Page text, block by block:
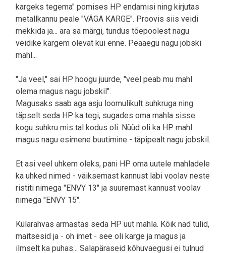
kargeks tegema" pomises HP endamisi ning kirjutas
metallkannu peale "VÄGA KARGE". Proovis siis veidi
mekkida ja... ära sa märgi, tundus tõepoolest nagu
veidike kargem olevat kui enne. Peaaegu nagu jobski
mahl...
"Ja veel," sai HP hoogu juurde, "veel peab mu mahl
olema magus nagu jobskil".
Magusaks saab aga asju loomulikult suhkruga ning
täpselt seda HP ka tegi, sugades oma mahla sisse
kogu suhkru mis tal kodus oli. Nüüd oli ka HP mahl
magus nagu esimene buutimine - täpipealt nagu jobskil.
Et asi veel uhkem oleks, pani HP oma uutele mahladele
ka uhked nimed - väiksemast kannust läbi voolav neste
ristiti nimega "ENVY 13" ja suuremast kannust voolav
nimega "ENVY 15".
Külarahvas armastas seda HP uut mahla. Kõik nad tulid,
maitsesid ja - oh imet - see oli karge ja magus ja
ilmselt ka puhas... Salapäraseid kõhuvaegusi ei tulnud